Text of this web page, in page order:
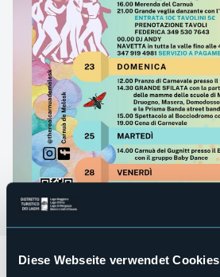
Diese Webseite verwendet Cookies
Carnevale Maleschese